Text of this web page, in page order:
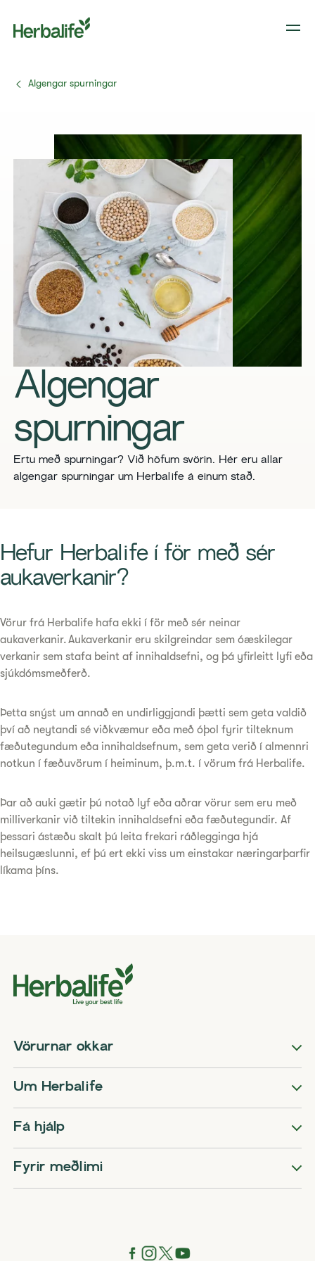
Algengar spurningar
Algengar
spurningar
Ertu með spurningar? Við höfum svörin. Hér eru allar
algengar spurningar um Herbalife á einum stað.
Hefur Herbalife í för með sér
aukaverkanir?
Vörur frá Herbalife hafa ekki í för með sér neinar
aukaverkanir. Aukaverkanir eru skilgreindar sem óæskilegar
verkanir sem stafa beint af innihaldsefni, og þá yfirleitt lyfi eða
sjúkdómsmeðferð.
Þetta snýst um annað en undirliggjandi þætti sem geta valdið
því að neytandi sé viðkvæmur eða með óþol fyrir tilteknum
fæðutegundum eða innihaldsefnum, sem geta verið í almennri
notkun í fæðuvörum í heiminum, þ.m.t. í vörum frá Herbalife.
Þar að auki gætir þú notað lyf eða aðrar vörur sem eru með
milliverkanir við tiltekin innihaldsefni eða fæðutegundir. Af
þessari ástæðu skalt þú leita frekari ráðlegginga hjá
heilsugæslunni, ef þú ert ekki viss um einstakar næringarþarfir
líkama þíns.
Vörurnar okkar
Um Herbalife
Fá hjálp
Fyrir meðlimi